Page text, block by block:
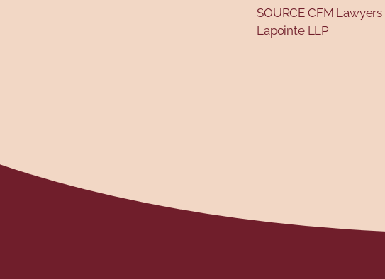
SOURCE CFM
Lapointe LLP